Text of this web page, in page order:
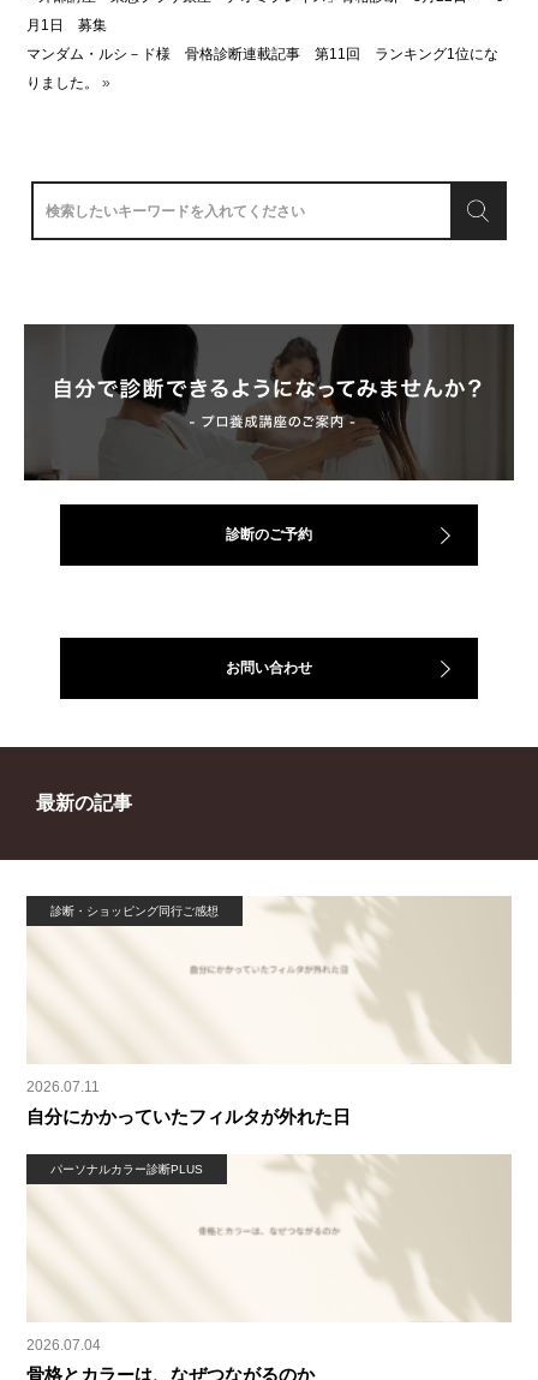
月1日 募集
マンダム・ルシ－ド様 骨格診断連載記事 第11回 ランキング1位にな
りました。
»
診断のご予約
お問い合わせ
最新の記事
診断・ショッピング同行ご感想
2026.07.11
自分にかかっていたフィルタが外れた日
パーソナルカラー診断PLUS
2026.07.04
骨格とカラーは、なぜつながるのか